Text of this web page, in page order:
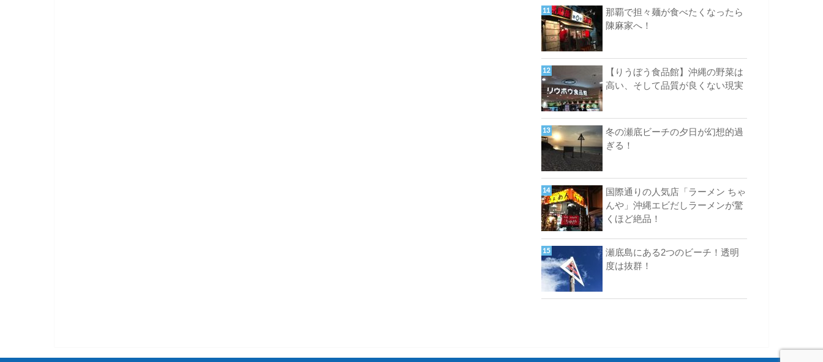
那覇で担々麺が食べたくなったら
陳麻家へ！
【りうぼう食品館】沖縄の野菜は
高い、そして品質が良くない現実
冬の瀬底ビーチの夕日が幻想的過
ぎる！
国際通りの人気店「ラーメン ちゃ
んや」沖縄エビだしラーメンが驚
くほど絶品！
瀬底島にある2つのビーチ！透明
度は抜群！